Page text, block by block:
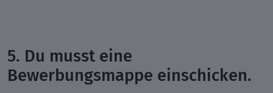
5. Du musst eine
Bewerbungsmappe einschicken.